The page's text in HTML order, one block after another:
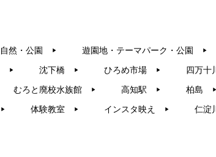
自然・公園 ▶︎ 遊園地・テーマパーク・公園 ▶︎
▶︎ 沈下橋 ▶︎ ひろめ市場 ▶︎ 四万十
むろと廃校水族館 ▶︎ 高知駅 ▶︎ 柏島 ▶︎
▶︎ 体験教室 ▶︎ インスタ映え ▶︎ 仁淀